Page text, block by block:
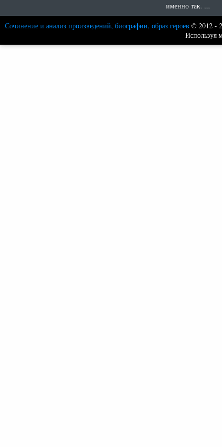
именно так. ...
Сочинение и анализ произведений, биографии, образ героев © 2012 -
Используя